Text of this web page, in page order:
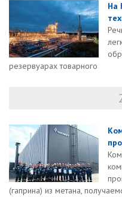
На
резервуарах товарного
(гаприна) из метана,